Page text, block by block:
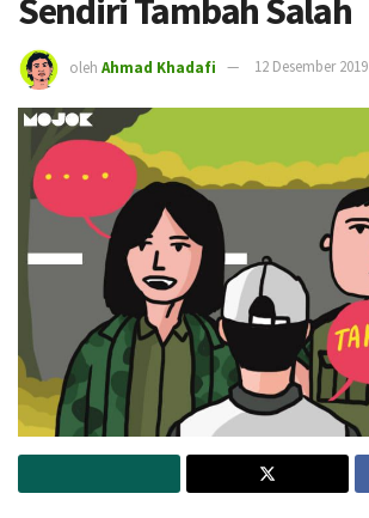
Sendiri Tambah Salah
oleh Ahmad Khadafi 12 Desember 2019